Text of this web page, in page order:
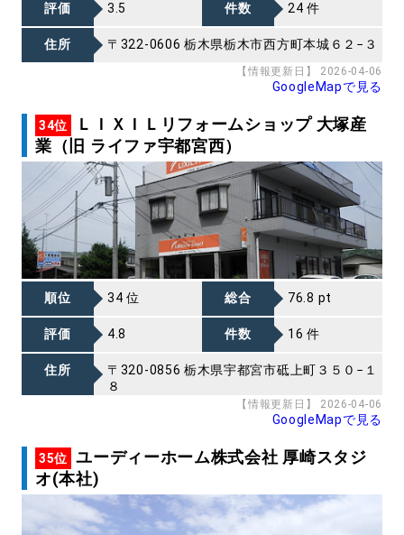
評価 3.5 件数 24 件
住所 〒322-0606 栃木県栃木市西方町本城６２−３
【情報更新日】 2026-04-06
GoogleMapで見る
34位
ＬＩＸＩＬリフォームショップ 大塚産
業（旧 ライファ宇都宮西）
順位 34 位 総合 76.8 pt
評価 4.8 件数 16 件
住所
〒320-0856 栃木県宇都宮市砥上町３５０−１
８
【情報更新日】 2026-04-06
GoogleMapで見る
35位
ユーディーホーム株式会社 厚崎スタジ
オ(本社)